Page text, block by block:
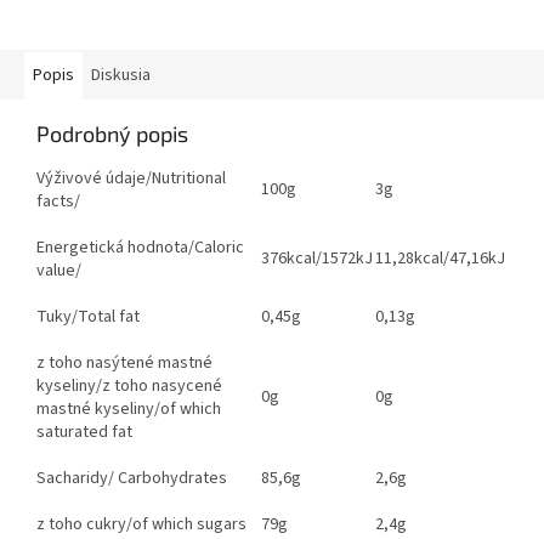
Popis Diskusia
Podrobný popis
Výživové údaje/Nutritional
facts/
100g 3g
Energetická hodnota/Caloric
value/
376kcal/1572kJ11,28kcal/47,16kJ
Tuky/Total fat 0,45g
0,13g
z toho nasýtené mastné
kyseliny/z toho nasycené
mastné kyseliny/of which
saturated fat
0g 0g
Sacharidy/ Carbohydrates 85,6g
2,6g
z toho cukry/of which sugars
79g
2,4g